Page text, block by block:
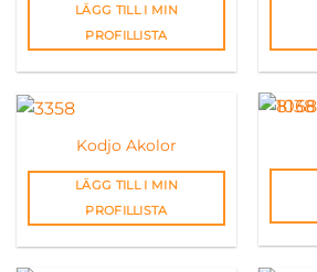
LÄGG TILL I MIN
PROFILLISTA
Kodjo Akolor
LÄGG TILL I MIN
PROFILLISTA